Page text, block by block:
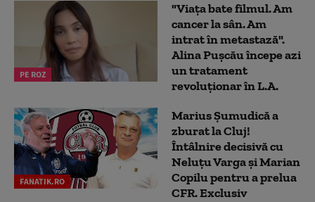
PE ROZ
"Viața bate filmul. Am
cancer la sân. Am
intrat în metastază".
Alina Pușcău începe azi
un tratament
revoluționar în L.A.
FANATIK.RO
Marius Şumudică a
zburat la Cluj!
Întâlnire decisivă cu
Neluţu Varga şi Marian
Copilu pentru a prelua
CFR. Exclusiv